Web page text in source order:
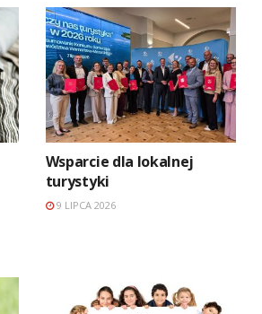
Wsparcie dla lokalnej
turystyki
9 LIPCA 2026